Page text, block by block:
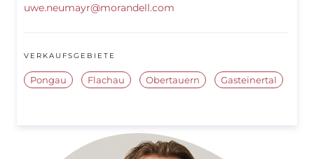
uwe.neumayr@morandell.com
VERKAUFSGEBIETE
Pongau Flachau Obertauern Gasteinertal